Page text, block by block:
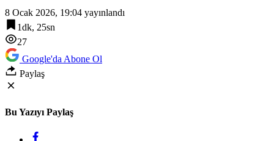
8 Ocak 2026, 19:04 yayınlandı
1dk, 25sn
27
Google'da Abone Ol
Paylaş
Bu Yazıyı Paylaş